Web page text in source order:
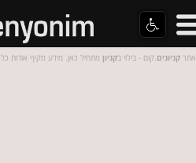
אתר קניונים.קום - בילוי בקניון מתחיל כאן. מידע מקיף אודות כל